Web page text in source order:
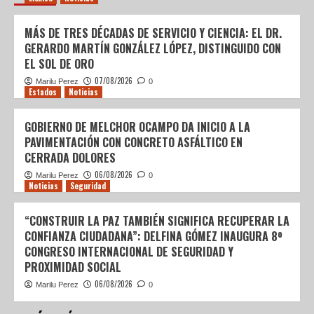
MÁS DE TRES DÉCADAS DE SERVICIO Y CIENCIA: EL DR.
GERARDO MARTÍN GONZÁLEZ LÓPEZ, DISTINGUIDO CON
EL SOL DE ORO
Marilu Perez 07/08/2026 0
Estados Noticias
GOBIERNO DE MELCHOR OCAMPO DA INICIO A LA
PAVIMENTACIÓN CON CONCRETO ASFÁLTICO EN
CERRADA DOLORES
Marilu Perez 06/08/2026 0
Noticias Seguridad
“CONSTRUIR LA PAZ TAMBIÉN SIGNIFICA RECUPERAR LA
CONFIANZA CIUDADANA”: DELFINA GÓMEZ INAUGURA 8º
CONGRESO INTERNACIONAL DE SEGURIDAD Y
PROXIMIDAD SOCIAL
Marilu Perez 06/08/2026 0